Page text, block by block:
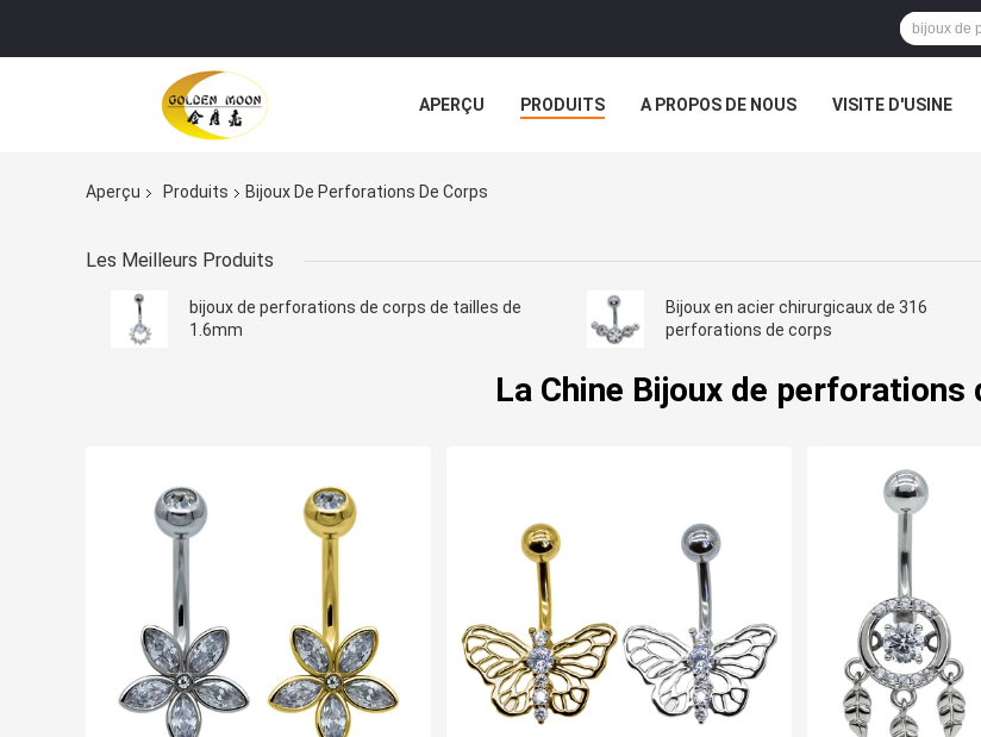
APERÇU PRODUITS A PROPOS DE NOUS VISITE D'USINE
Aperçu
Produits Bijoux De Perforations De Corps
Les Meilleurs Produits
bijoux de perforations de corps de tailles de
1.6mm
Bijoux en acier chirurgicaux de 316
perforations de corps
La Chine Bijoux de perforations